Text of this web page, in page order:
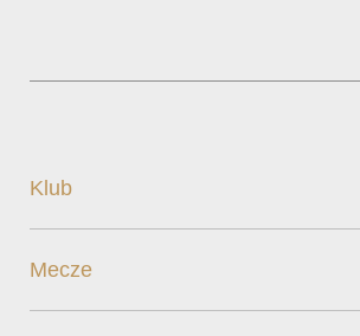
Klub
Mecze